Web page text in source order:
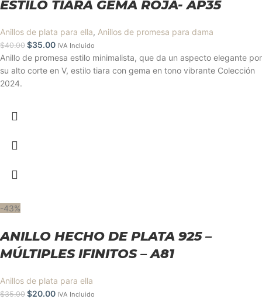
ESTILO TIARA GEMA ROJA- AP35
Anillos de plata para ella, Anillos de promesa para dama
$40.00 $35.00 IVA Incluido
Anillo de promesa estilo minimalista, que da un aspecto elegante por
su alto corte en V, estilo tiara con gema en tono vibrante Colección
2024.
-43%
ANILLO HECHO DE PLATA 925 –
MÚLTIPLES IFINITOS – A81
Anillos de plata para ella
$35.00 $20.00 IVA Incluido